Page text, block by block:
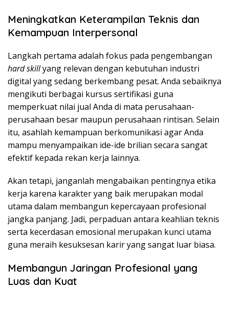
Meningkatkan Keterampilan Teknis dan
Kemampuan Interpersonal
Langkah pertama adalah fokus pada pengembangan
hard skillyang relevan dengan kebutuhan industri
digital yang sedang berkembang pesat. Anda sebaiknya
mengikuti berbagai kursus sertifikasi guna
memperkuat nilai jual Anda di mata perusahaan-
perusahaan besar maupun perusahaan rintisan. Selain
itu, asahlah kemampuan berkomunikasi agar Anda
mampu menyampaikan ide-ide brilian secara sangat
efektif kepada rekan kerja lainnya.
Akan tetapi, janganlah mengabaikan pentingnya etika
kerja karena karakter yang baik merupakan modal
utama dalam membangun kepercayaan profesional
jangka panjang. Jadi, perpaduan antara keahlian teknis
serta kecerdasan emosional merupakan kunci utama
guna meraih kesuksesan karir yang sangat luar biasa.
Membangun Jaringan Profesional yang
Luas dan Kuat